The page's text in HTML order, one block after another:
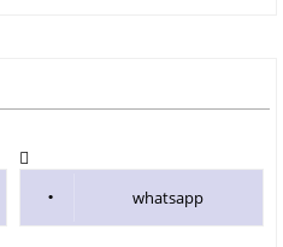
whatsapp